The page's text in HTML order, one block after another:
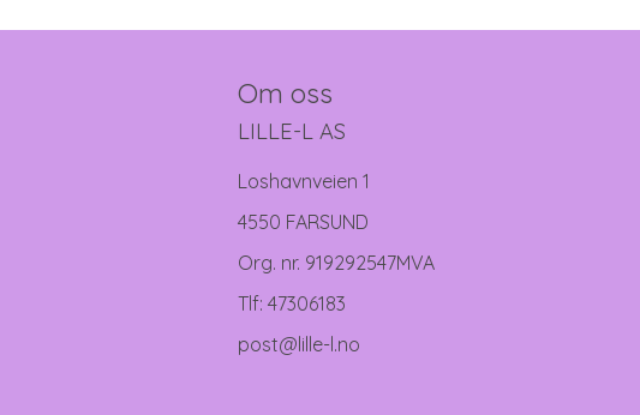
Om oss
LILLE-L AS
Loshavnveien 1
4550 FARSUND
Org. nr. 919292547MVA
Tlf: 47306183
post@lille-l.no